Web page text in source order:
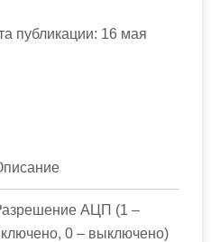
публикации: 16 мая
АЦП (1 –
0 – выключено)